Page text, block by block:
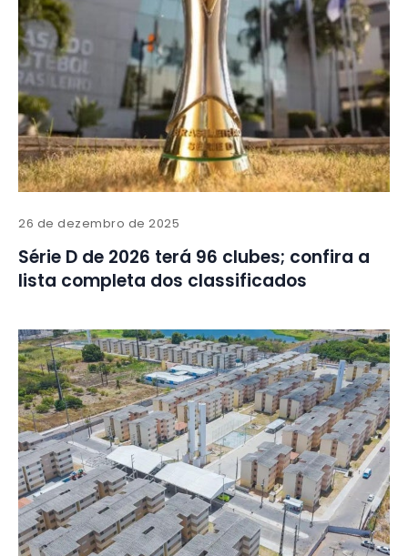
26 de dezembro de 2025
Série D de 2026 terá 96 clubes; confira a
lista completa dos classificados